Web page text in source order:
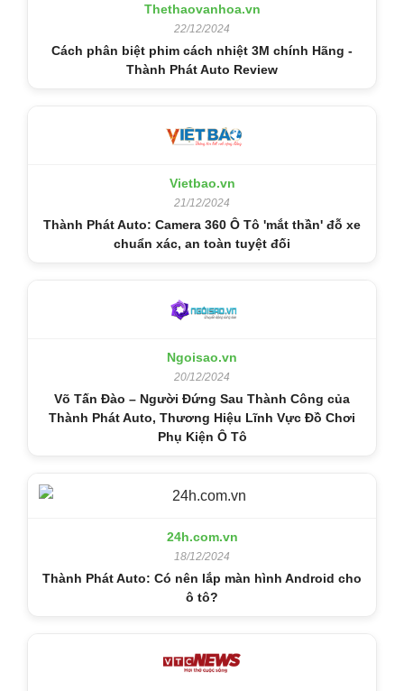
Thethaovanhoa.vn
22/12/2024
Cách phân biệt phim cách nhiệt 3M chính Hãng -
Thành Phát Auto Review
Vietbao.vn
21/12/2024
Thành Phát Auto: Camera 360 Ô Tô 'mắt thần' đỗ xe
chuẩn xác, an toàn tuyệt đối
Ngoisao.vn
20/12/2024
Võ Tấn Đào – Người Đứng Sau Thành Công của
Thành Phát Auto, Thương Hiệu Lĩnh Vực Đồ Chơi
Phụ Kiện Ô Tô
24h.com.vn
18/12/2024
Thành Phát Auto: Có nên lắp màn hình Android cho
ô tô?